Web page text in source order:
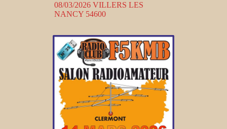
08/03/2026 VILLERS LES
NANCY 54600